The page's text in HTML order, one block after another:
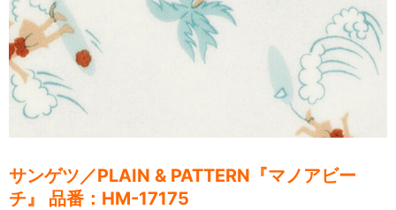
サンゲツ／PLAIN & PATTERN『マノアビー
チ』 品番：HM-17175